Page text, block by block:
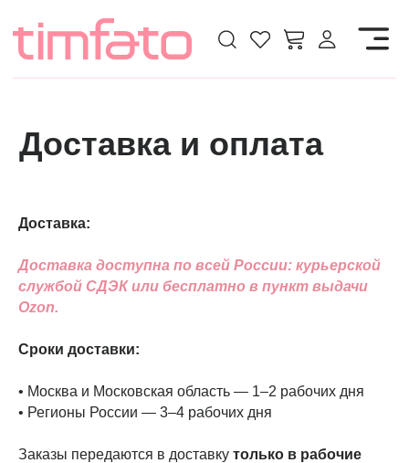
Доставка:
Доставка доступна по всей России: курьерской
службой СДЭК или бесплатно в пункт выдачи
Ozon.
Сроки доставки:
• Москва и Московская область — 1–2 рабочих дня
• Регионы России — 3–4 рабочих дня
Заказы передаются в доставку только в рабочие